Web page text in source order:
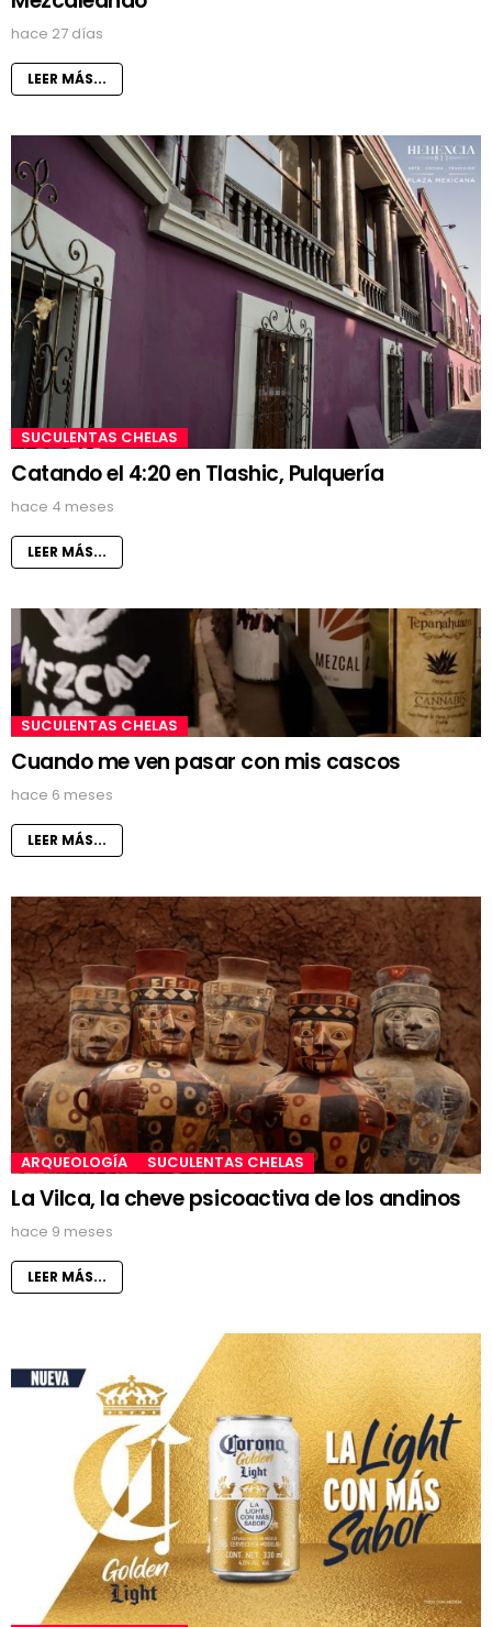
hace 27 días
LEER MÁS...
SUCULENTAS CHELAS
Catando el 4:20 en Tlashic, Pulquería
hace 4 meses
LEER MÁS...
SUCULENTAS CHELAS
Cuando me ven pasar con mis cascos
hace 6 meses
LEER MÁS...
ARQUEOLOGÍA SUCULENTAS CHELAS
La Vilca, la cheve psicoactiva de los andinos
hace 9 meses
LEER MÁS...